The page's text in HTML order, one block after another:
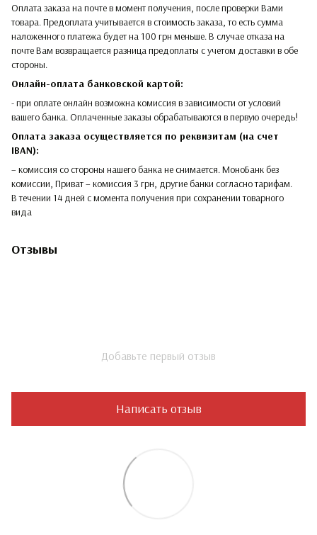
Оплата заказа на почте в момент получения, после проверки Вами
товара. Предоплата учитывается в стоимость заказа, то есть сумма
наложенного платежа будет на 100 грн меньше. В случае отказа на
почте Вам возвращается разница предоплаты с учетом доставки в обе
стороны.​​
Онлайн-оплата банковской картой:
- при оплате онлайн возможна комиссия в зависимости от условий
вашего банка. Оплаченные заказы обрабатываются в первую очередь!
Оплата заказа осуществляется по реквизитам (на счет
IBAN):
– комиссия со стороны нашего банка не снимается. МоноБанк без
комиссии, Приват – комиссия 3 грн, другие банки согласно тарифам.
В течении 14 дней с момента получения при сохранении товарного
вида
Отзывы
Добавьте первый отзыв
Написать отзыв